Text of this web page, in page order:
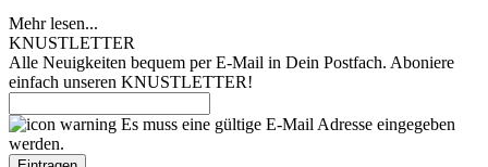
Mehr lesen...
KNUSTLETTER
Alle Neuigkeiten bequem per E-Mail in Dein Postfach. Aboniere
einfach unseren KNUSTLETTER!
Es muss eine gültige E-Mail Adresse eingegeben
werden.